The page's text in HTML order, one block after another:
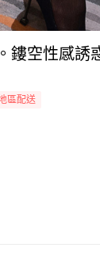
鏤空性感誘
區配送